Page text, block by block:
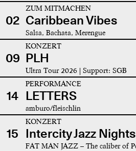
02
ZUM MITMACHEN
Caribbean Vibes
Salsa, Bachata, Merengue
09
KONZERT
PLH
Ultra Tour 2026 | Support: SGB
14
PERFORMANCE
LETTERS
amburo/fleischlin
15
KONZERT
Intercity Jazz Nights
FAT MAN JAZZ – The caliber of